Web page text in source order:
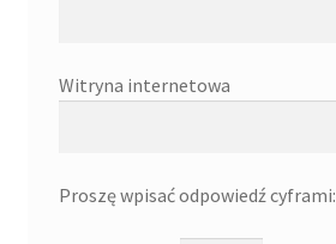
Witryna internetowa
Proszę wpisać odpowiedź cyframi: